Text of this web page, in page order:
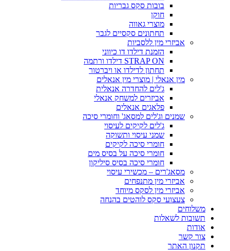
בובות סקס גבריות
חוקן
מוצרי גאווה
תחתונים סקסיים לגבר
אביזרי מין ללסביות
הזמנת דילדו דו כיווני
STRAP ON דילדו ורתמה
תחתון לדילדו או ויברטור
מין אנאלי | מוצרי מין אנאלים
ג'לים להחדרה אנאלית
אביזרים למשחק אנאלי
פלאגים אנאלים
שמנים וג'לים למסאג' וחומרי סיכה
ג'לים לקיקים לעיסוי
שמני עיסוי ותשוקה
חומרי סיכה לקיקים
חומרי סיכה על בסיס מים
חומרי סיכה בסיס סיליקון
מסאג'רים – מכשירי עיסוי
אביזרי מין מתנפחים
אביזרי מין לסקס מיוחד
צעצועי סקס לוהטים בהנחה
משלוחים
תשובות לשאלות
אודות
צור קשר
תקנון האתר